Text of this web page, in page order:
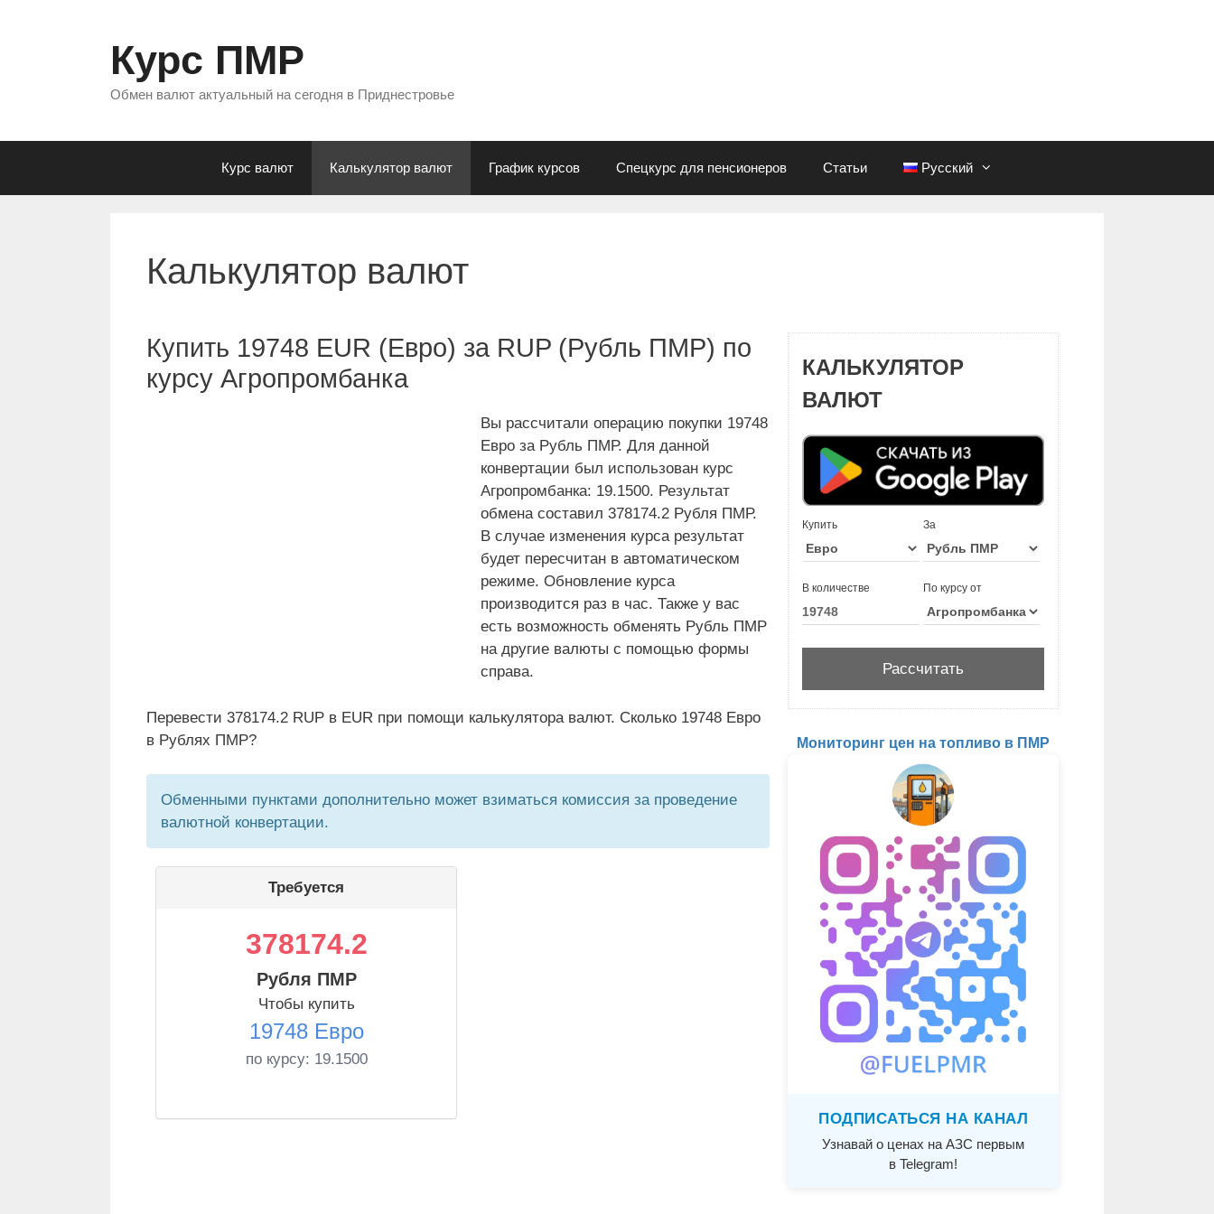
Курс ПМР
Обмен валют актуальный на сегодня в Приднестровье
Курс валют Калькулятор валют График курсов Спецкурс для пенсионеров Статьи Русский
Калькулятор валют
Купить 19748 EUR (Евро) за RUP (Рубль ПМР) по
курсу Агропромбанка
Вы рассчитали операцию покупки 19748
Евро за Рубль ПМР. Для данной
конвертации был использован курс
Агропромбанка: 19.1500. Результат
обмена составил 378174.2 Рубля ПМР.
В случае изменения курса результат
будет пересчитан в автоматическом
режиме. Обновление курса
производится раз в час. Также у вас
есть возможность обменять Рубль ПМР
на другие валюты с помощью формы
справа.
Перевести 378174.2 RUP в EUR при помощи калькулятора валют. Сколько 19748 Евро
в Рублях ПМР?
Обменными пунктами дополнительно может взиматься комиссия за проведение
валютной конвертации.
Требуется
378174.2
Рубля ПМР
Чтобы купить
19748 Евро
по курсу: 19.1500
КАЛЬКУЛЯТОР
ВАЛЮТ
Купить За
В количестве По курсу от
Мониторинг цен на топливо в ПМР
ПОДПИСАТЬСЯ НА КАНАЛ
Узнавай о ценах на АЗС первым
в Telegram!